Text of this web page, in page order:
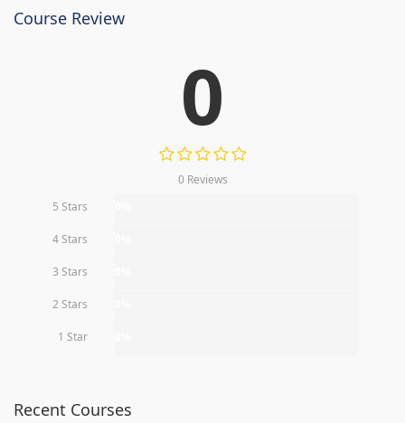
Course Review
0
0 Reviews
5 Stars
4 Stars
3 Stars
2 Stars
1 Star
Recent Courses